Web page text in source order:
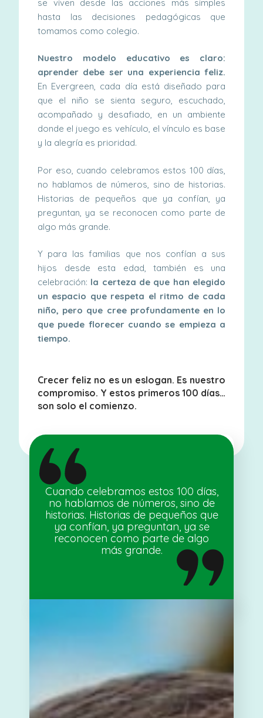
Cuando celebramos estos 100 días,
no hablamos de números, sino de
historias. Historias de pequeños que
ya confían, ya preguntan, ya se
reconocen como parte de algo
más grande.
se viven desde las acciones más simples
hasta las decisiones pedagógicas que
tomamos como colegio.
Nuestro modelo educativo es claro:
aprender debe ser una experiencia feliz.
En Evergreen, cada día está diseñado para
que el niño se sienta seguro, escuchado,
acompañado y desafiado, en un ambiente
donde el juego es vehículo, el vínculo es base
y la alegría es prioridad.
Por eso, cuando celebramos estos 100 días,
no hablamos de números, sino de historias.
Historias de pequeños que ya confían, ya
preguntan, ya se reconocen como parte de
algo más grande.
Y para las familias que nos confían a sus
hijos desde esta edad, también es una
celebración: la certeza de que han elegido
un espacio que respeta el ritmo de cada
niño, pero que cree profundamente en lo
que puede florecer cuando se empieza a
tiempo.
Crecer feliz no es un eslogan. Es nuestro
compromiso. Y estos primeros 100 días…
son solo el comienzo.